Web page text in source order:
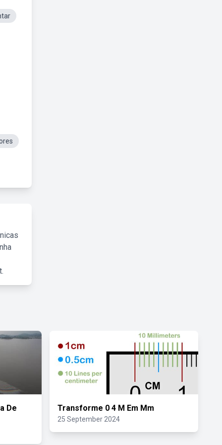
De Transforme 0 4 M Em Mm
25 September 2024